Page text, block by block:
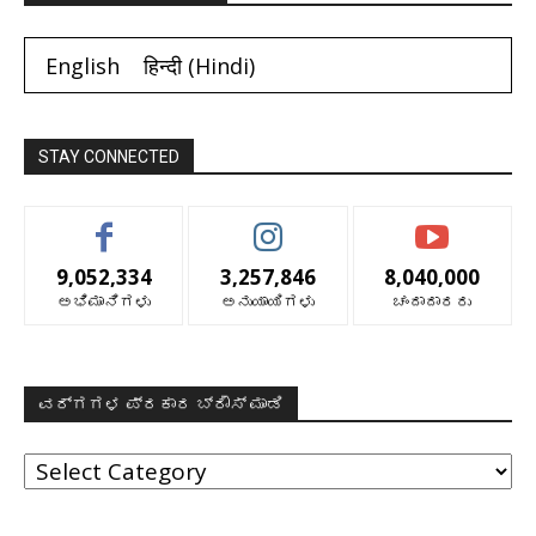
English हिन्दी(Hindi)
STAY CONNECTED
9,052,334
ಅಭಿಮಾನಿಗಳು
3,257,846
ಅನುಯಾಯಿಗಳು
8,040,000
ಚಂದಾದಾರರು
ವರ್ಗಗಳ ಪ್ರಕಾರ ಬ್ರೌಸ್ ಮಾಡಿ
ವರ್ಗಗಳ
ಪ್ರಕಾರ